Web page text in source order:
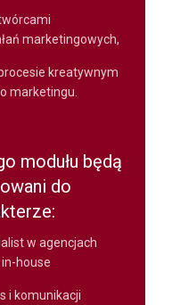
marketingowych,
kreatywnym
marketingu.
modułu będą
do
w agencjach
house
i komunikacji